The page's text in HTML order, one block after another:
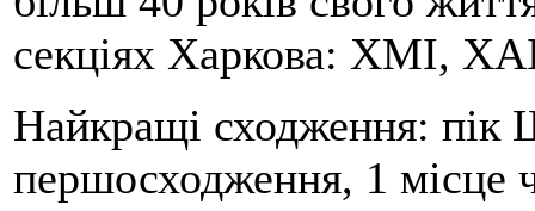
секціях Харкова: ХМІ,
Найкращі сходження: пік
першосходження, 1 місце